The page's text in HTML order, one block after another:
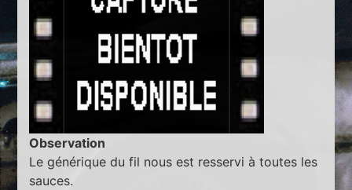
Observation
Le générique du fil nous est resservi à toutes les
sauces.